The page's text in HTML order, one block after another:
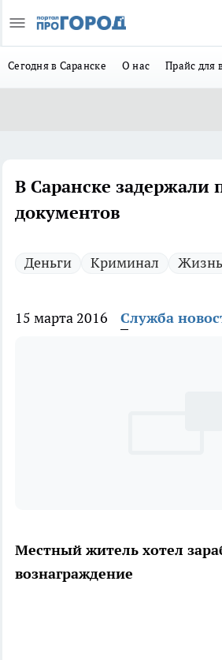
Сегодня в Саранске О нас Прайс для
В Саранске задержали
документов
Деньги Криминал Жизнь
15 марта 2016 Служба
Местный житель хотел
вознаграждение